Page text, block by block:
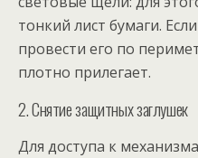
тонкий лист бумаги.
провести его по
плотно прилегает.
2. Снятие защитных заглушек
Для доступа к